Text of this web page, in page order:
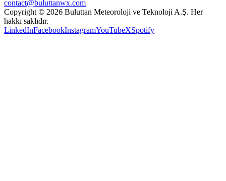
contact@buluttanwx.com
Copyright © 2026 Buluttan Meteoroloji ve Teknoloji A.Ş. Her
hakkı saklıdır.
LinkedInFacebookInstagramYouTubeXSpotify